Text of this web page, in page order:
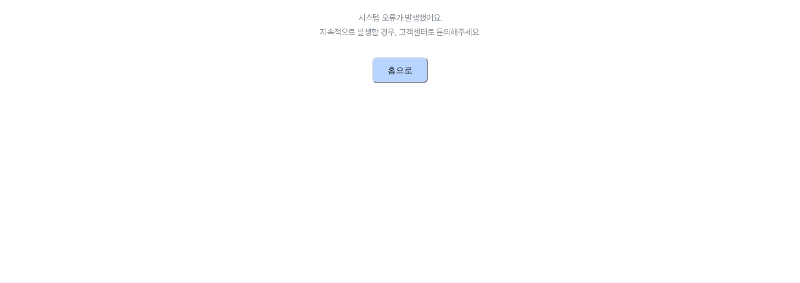
시스템 오류가 발생했어요.
지속적으로 발생할 경우, 고객센터로 문의해주세요.
홈으로